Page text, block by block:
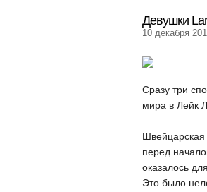
Девушки
10 декабря
Сразу три
мира в Лейк
Швейцарская
перед
оказалось
Это было